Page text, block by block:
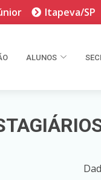
Itapeva/SP
ALUNOS